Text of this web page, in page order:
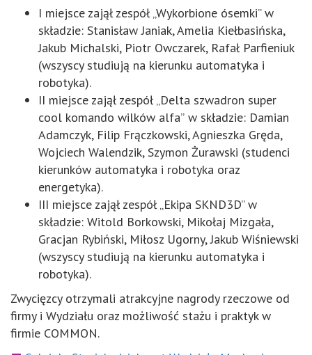
I miejsce zajął zespół „Wykorbione ósemki” w
składzie: Stanisław Janiak, Amelia Kiełbasińska,
Jakub Michalski, Piotr Owczarek, Rafał Parfieniuk
(wszyscy studiują na kierunku automatyka i
robotyka).
II miejsce zajął zespół „Delta szwadron super
cool komando wilków alfa” w składzie: Damian
Adamczyk, Filip Frączkowski, Agnieszka Gręda,
Wojciech Walendzik, Szymon Żurawski (studenci
kierunków automatyka i robotyka oraz
energetyka).
III miejsce zajął zespół „Ekipa SKND3D” w
składzie: Witold Borkowski, Mikołaj Mizgała,
Gracjan Rybiński, Miłosz Ugorny, Jakub Wiśniewski
(wszyscy studiują na kierunku automatyka i
robotyka).
Zwycięzcy otrzymali atrakcyjne nagrody rzeczowe od
firmy i Wydziału oraz możliwość stażu i praktyk w
firmie COMMON.